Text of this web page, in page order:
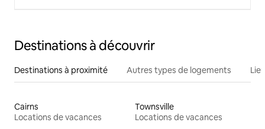
Destinations à découvrir
Destinations à proximité Autres types de logements
Cairns
Locations de vacances
Townsville
Locations de vacances